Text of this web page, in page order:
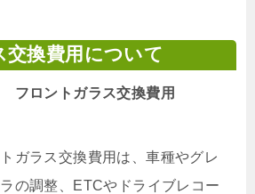
交換費用について
ロントガラス交換費用
ガラス交換費用は、車種やグレ
の調整、ETCやドライブレコー